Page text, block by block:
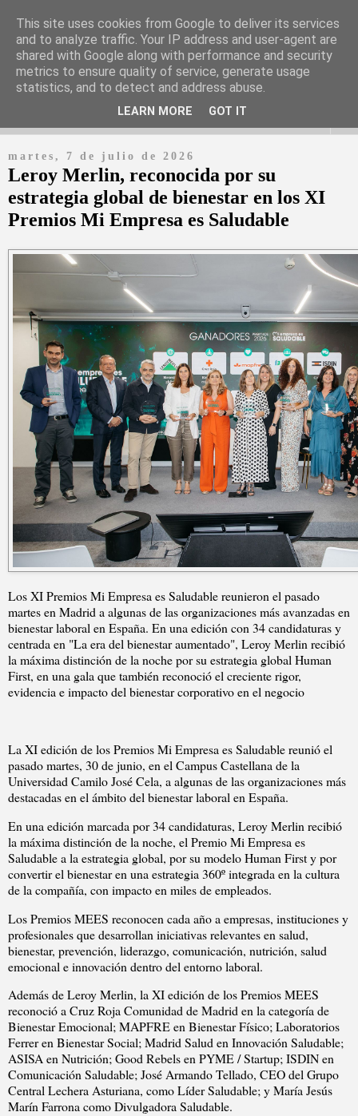
Periódico digital en español con información y noticias de las
empresas más relevantes
martes, 7 de julio de 2026
Leroy Merlin, reconocida por su
estrategia global de bienestar en los XI
Premios Mi Empresa es Saludable
Los XI Premios Mi Empresa es Saludable reunieron el pasado
martes en Madrid a algunas de las organizaciones más avanzadas en
bienestar laboral en España. En una edición con 34 candidaturas y
centrada en "La era del bienestar aumentado", Leroy Merlin recibió
la máxima distinción de la noche por su estrategia global Human
First, en una gala que también reconoció el creciente rigor,
evidencia e impacto del bienestar corporativo en el negocio
La XI edición de los Premios Mi Empresa es Saludable reunió el
pasado martes, 30 de junio, en el Campus Castellana de la
Universidad Camilo José Cela, a algunas de las organizaciones más
destacadas en el ámbito del bienestar laboral en España.
En una edición marcada por 34 candidaturas, Leroy Merlin recibió
la máxima distinción de la noche, el Premio Mi Empresa es
Saludable a la estrategia global, por su modelo Human First y por
convertir el bienestar en una estrategia 360º integrada en la cultura
de la compañía, con impacto en miles de empleados.
Los Premios MEES reconocen cada año a empresas, instituciones y
profesionales que desarrollan iniciativas relevantes en salud,
bienestar, prevención, liderazgo, comunicación, nutrición, salud
emocional e innovación dentro del entorno laboral.
Además de Leroy Merlin, la XI edición de los Premios MEES
reconoció a Cruz Roja Comunidad de Madrid en la categoría de
Bienestar Emocional; MAPFRE en Bienestar Físico; Laboratorios
Ferrer en Bienestar Social; Madrid Salud en Innovación Saludable;
ASISA en Nutrición; Good Rebels en PYME / Startup; ISDIN en
Comunicación Saludable; José Armando Tellado, CEO del Grupo
Central Lechera Asturiana, como Líder Saludable; y María Jesús
Marín Farrona como Divulgadora Saludable.
This site uses cookies from Google to deliver its services
and to analyze traffic. Your IP address and user-agent are
shared with Google along with performance and security
metrics to ensure quality of service, generate usage
statistics, and to detect and address abuse.
LEARN MORE GOT IT